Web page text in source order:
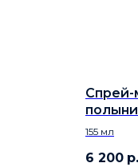
Спрей-
полыни
155 мл
6 200 р.